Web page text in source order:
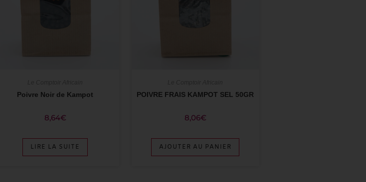
Poivre Noir de Kampot
8,64€
LIRE LA SUITE
POIVRE FRAIS KAMPOT SEL 50GR
8,06€
AJOUTER AU PANIER